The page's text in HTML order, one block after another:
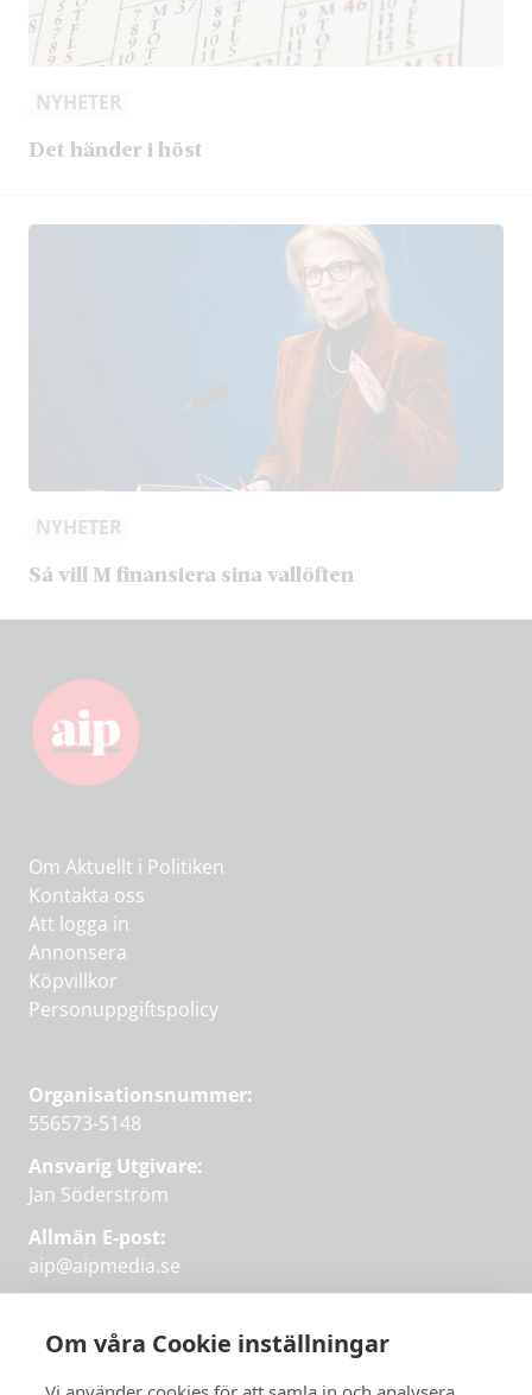
Om våra Cookie inställningar
NYHETER
Det händer i höst
NYHETER
Så vill M finansiera sina vallöften
Om Aktuellt i Politiken
Kontakta oss
Att logga in
Annonsera
Köpvillkor
Personuppgiftspolicy
Organisationsnummer:
556573-5148
Ansvarig Utgivare:
Jan Söderström
Allmän E-post:
aip@aipmedia.se
aip@flowyinfo.seeller 08-1210 60 40.